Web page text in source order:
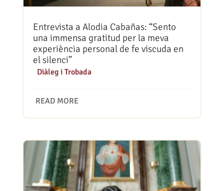
Entrevista a Alodia Cabañas: “Sento
una immensa gratitud per la meva
experiència personal de fe viscuda en
el silenci”
Diàleg i Trobada
READ MORE